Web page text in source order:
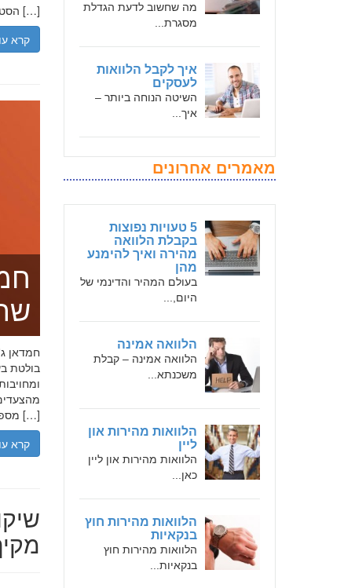
מה שחשוב לדעת הגדלת
מסגרת...
איך לקבל הלוואות
לעסקים
השיטה הנוחה ביותר –
איך...
מאמרים אחרונים
5 טעויות נפוצות
בקבלת הלוואה
מהירה ואיך להימנע
מהן
בעולם המהיר והדינמי של
היום,...
הלוואה אמינה
הלוואה אמינה – קבלת
משכנתא...
הלוואות מהירות און
ליין
הלוואות מהירות און ליין
כאן...
הלוואות מהירות חוץ
בנקאיות
הלוואות מהירות חוץ
בנקאיות...
הסטנדרטים […]
קרא
בולטת
מספקת […]
קרא